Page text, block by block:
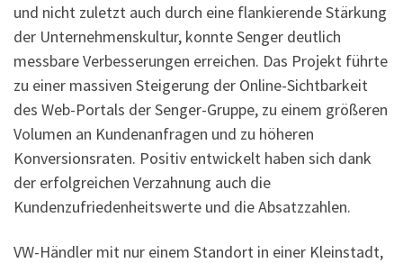
und nicht zuletzt auch durch eine flankierende Stärkung
der Unternehmenskultur, konnte Senger deutlich
messbare Verbesserungen erreichen. Das Projekt führte
zu einer massiven Steigerung der Online-Sichtbarkeit
des Web-Portals der Senger-Gruppe, zu einem größeren
Volumen an Kundenanfragen und zu höheren
Konversionsraten. Positiv entwickelt haben sich dank
der erfolgreichen Verzahnung auch die
Kundenzufriedenheitswerte und die Absatzzahlen.
VW-Händler mit nur einem Standort in einer Kleinstadt,